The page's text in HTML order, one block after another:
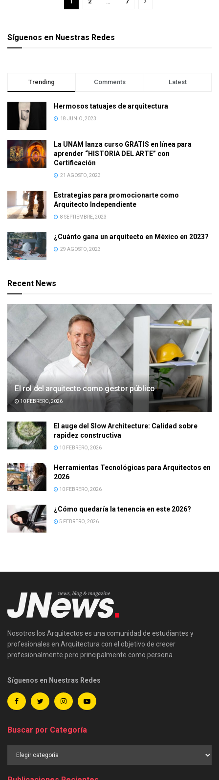
Síguenos en Nuestras Redes
Trending Comments Latest
Hermosos tatuajes de arquitectura
18 JUNIO, 2023
La UNAM lanza curso GRATIS en línea para
aprender “HISTORIA DEL ARTE” con
Certificación
21 AGOSTO, 2023
Estrategias para promocionarte como
Arquitecto Independiente
8 SEPTIEMBRE, 2023
¿Cuánto gana un arquitecto en México en 2023?
29 AGOSTO, 2023
Recent News
El rol del arquitecto como gestor público
10 FEBRERO, 2026
El auge del Slow Architecture: Calidad sobre
rapidez constructiva
10 FEBRERO, 2026
Herramientas Tecnológicas para Arquitectos en
2026
10 FEBRERO, 2026
¿Cómo quedaría la tenencia en este 2026?
5 FEBRERO, 2026
Nosotros los Arquitectos es una comunidad de estudiantes y
profesionales en Arquitectura con el objetivo de crecer
profesionalmente pero principalmente como persona.
Síguenos en Nuestras Redes
Buscar por Categoría